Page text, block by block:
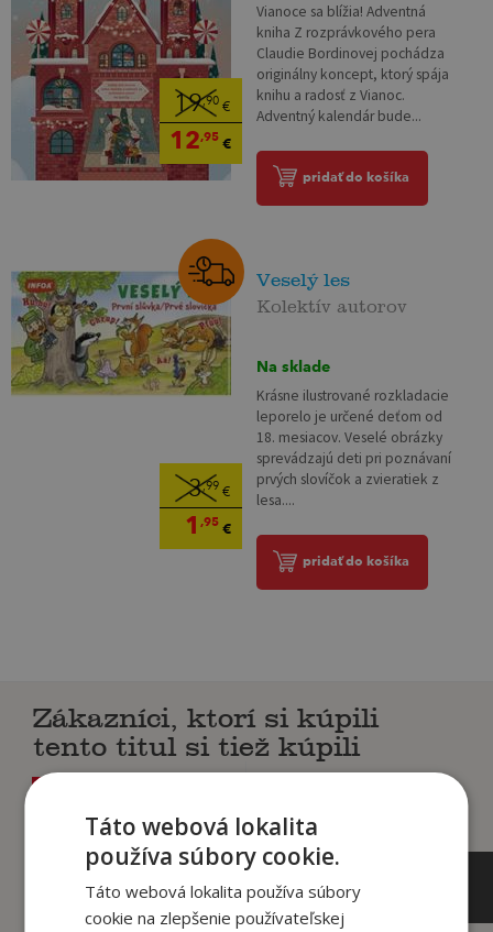
19,90€
12,95€
Vianoce sa blížia! Adventná
kniha Z rozprávkového pera
Claudie Bordinovej pochádza
originálny koncept, ktorý spája
knihu a radosť z Vianoc.
Adventný kalendár bude...
pridať do košíka
3,99 €
1 ,95€
Veselý les
Kolektív autorov
Na sklade
Krásne ilustrované rozkladacie
leporelo je určené deťom od
18. mesiacov. Veselé obrázky
sprevádzajú deti pri poznávaní
prvých slovíčok a zvieratiek z
lesa....
pridať do košíka
Zákazníci, ktorí si kúpili
tento titul si tiež kúpili
Táto webová lokalita
používa súbory cookie.
Táto webová lokalita používa súbory
cookie na zlepšenie používateľskej